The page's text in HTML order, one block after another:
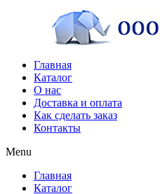
содержимому
Главная
Каталог
О нас
Доставка и оплата
Как сделать заказ
Контакты
Menu
Главная
Каталог